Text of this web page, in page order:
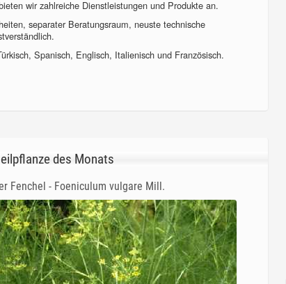
wir zahlreiche Dienstleistungen und Produkte an.
separater Beratungsraum, neuste technische
Spanisch, Englisch, Italienisch und Französisch.
des Monats
Fenchel - Foeniculum vulgare Mill.